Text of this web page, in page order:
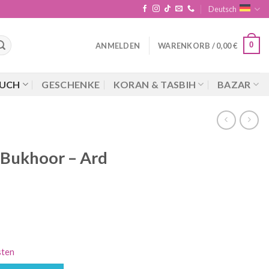
Deutsch
ANMELDEN WARENKORB /0,00€ 0
GESCHENKE KORAN & TASBIH BAZAR
– Ard